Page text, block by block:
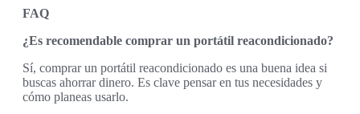
FAQ
¿Es recomendable comprar un portátil reacondicionado?
Sí, comprar un portátil reacondicionado es una buena idea si
buscas ahorrar dinero. Es clave pensar en tus necesidades y
cómo planeas usarlo.